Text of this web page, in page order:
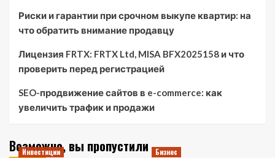
Риски и гарантии при срочном выкупе квартир: на
что обратить внимание продавцу
Лицензия FRTX: FRTX Ltd, MISA BFX2025158 и что
проверить перед регистрацией
SEO-продвижение сайтов в e-commerce: как
увеличить трафик и продажи
Возможно, вы пропустили
Инвестиции Бизнес